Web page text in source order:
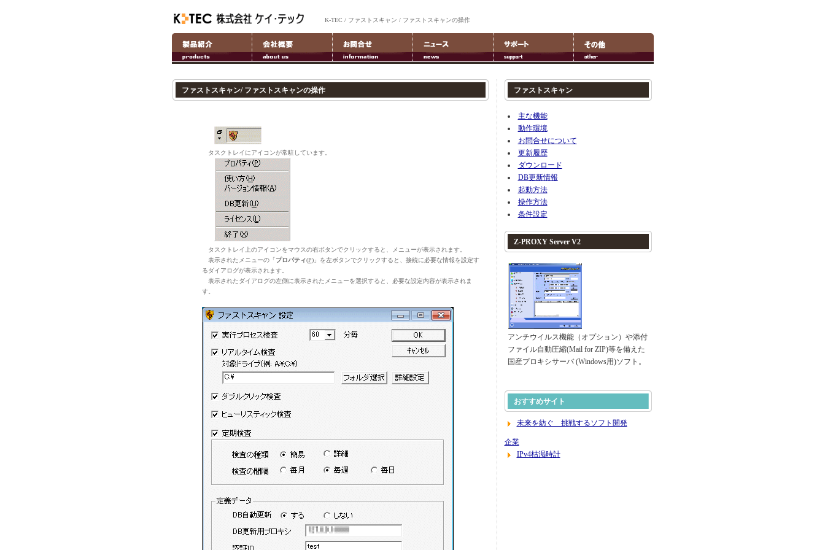
K-TEC / ファストスキャン / ファストスキャンの操作
ファストスキャン/ ファストスキャンの操作
タスクトレイにアイコンが常駐しています。
タスクトレイ上のアイコンをマウスの右ボタンでクリックすると、メニューが表示されます。
表示されたメニューの「プロパティ(P)」を左ボタンでクリックすると、接続に必要な情報を設定す
るダイアログが表示されます。
表示されたダイアログの左側に表示されたメニューを選択すると、必要な設定内容が表示されま
す。
ファストスキャン
主な機能
動作環境
お問合せについて
更新履歴
ダウンロード
DB更新情報
起動方法
操作方法
条件設定
Z-PROXY Server V2
アンチウイルス機能（オプション）や添付
ファイル自動圧縮(Mail for ZIP)等を備えた
国産プロキシサーバ (Windows用)ソフト。
おすすめサイト
未来を紡ぐ 挑戦するソフト開発
企業
IPv4枯渇時計